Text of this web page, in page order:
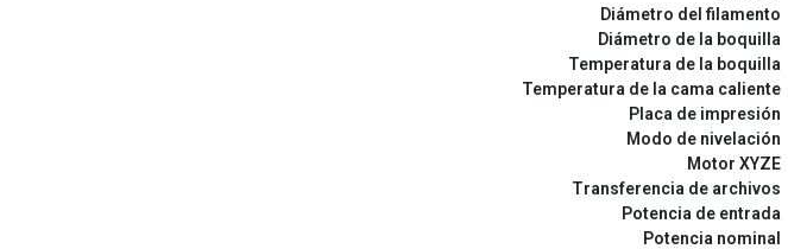
Diámetro del filamento
Diámetro de la boquilla
Temperatura de la boquilla
Temperatura de la cama caliente
Placa de impresión
Modo de nivelación
Motor XYZE
Transferencia de archivos
Potencia de entrada
Potencia nominal